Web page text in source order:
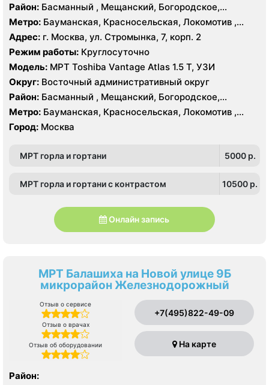
Район: Басманный , Мещанский, Богородское,
Восточный, Восточное Измайлово, Гольяново,
Измайлово, Метрогородок, Северное Измайлово,
Соколиная Гора, Сокольники, Лефортово
Метро: Бауманская, Красносельская, Локомотив ,
Преображенская площадь, Сокольники, Черкизовская,
Электрозаводская
Адрес: г. Москва, ул. Стромынка, 7, корп. 2
Режим работы: Круглосуточно
Модель: МРТ Toshiba Vantage Atlas 1.5 Т, УЗИ
Округ: Восточный административный округ
Район: Басманный , Мещанский, Богородское,
Восточный, Восточное Измайлово, Гольяново,
Измайлово, Метрогородок, Северное Измайлово,
Соколиная Гора, Сокольники, Лефортово
Метро: Бауманская, Красносельская, Локомотив ,
Преображенская площадь, Сокольники, Черкизовская,
Электрозаводская
Город: Москва
МРТ горла и гортани 5000 p.
МРТ горла и гортани с контрастом 10500 p.
Онлайн запись
МРТ Балашиха на Новой улице 9Б
микрорайон Железнодорожный
Отзыв о сервисе
Отзыв о врачах
Отзыв об оборудовании
+7(495)822-49-09
На карте
Район: